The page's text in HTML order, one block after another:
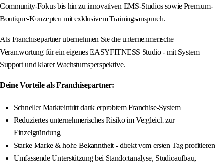
Community-Fokus bis hin zu innovativen EMS-Studios sowie Premium-
Boutique-Konzepten mit exklusivem Trainingsanspruch.
Als Franchisepartner übernehmen Sie die unternehmerische
Verantwortung für ein eigenes EASYFITNESS Studio - mit System,
Support und klarer Wachstumsperspektive.
Deine Vorteile als Franchisepartner:
Schneller Markteintritt dank erprobtem Franchise-System
Reduziertes unternehmerisches Risiko im Vergleich zur
Einzelgründung
Starke Marke & hohe Bekanntheit - direkt vom ersten Tag profitieren
Umfassende Unterstützung bei Standortanalyse, Studioaufbau,